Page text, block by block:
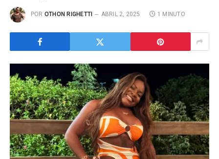
POR OTHON RIGHETTI ABRIL 2, 2025 1 MINUTO